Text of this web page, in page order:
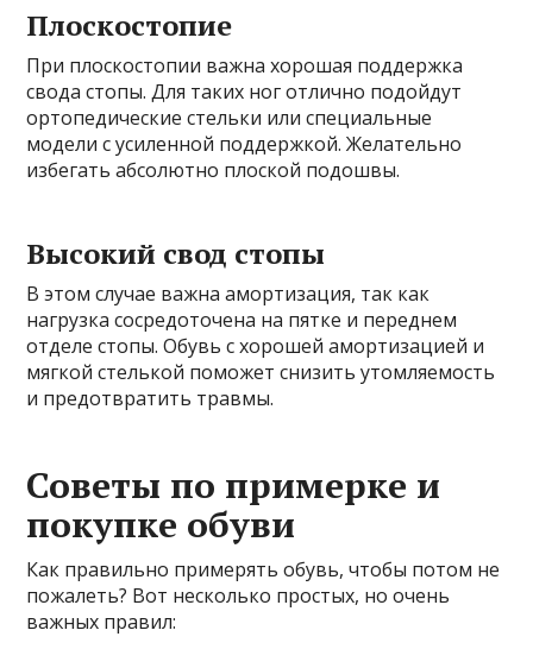
Плоскостопие
При плоскостопии важна хорошая поддержка
свода стопы. Для таких ног отлично подойдут
ортопедические стельки или специальные
модели с усиленной поддержкой. Желательно
избегать абсолютно плоской подошвы.
Высокий свод стопы
В этом случае важна амортизация, так как
нагрузка сосредоточена на пятке и переднем
отделе стопы. Обувь с хорошей амортизацией и
мягкой стелькой поможет снизить утомляемость
и предотвратить травмы.
Советы по примерке и
покупке обуви
Как правильно примерять обувь, чтобы потом не
пожалеть? Вот несколько простых, но очень
важных правил: